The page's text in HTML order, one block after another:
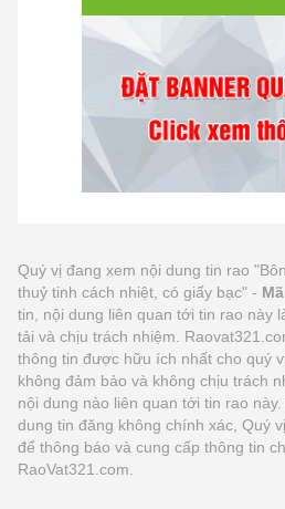
Quý vị đang xem nội dung tin rao
thuỷ tinh cách nhiệt, có giấy bạc" -
tin, nội dung liên quan tới tin rao này
tải và chịu trách nhiệm.
thông tin được hữu ích nhất cho quý
không đảm bảo và không chịu trách
nội dung nào liên quan tới tin rao
dung tin đăng không chính xác, Quý
để thông báo và cung cấp thông tin
RaoVat321.com.